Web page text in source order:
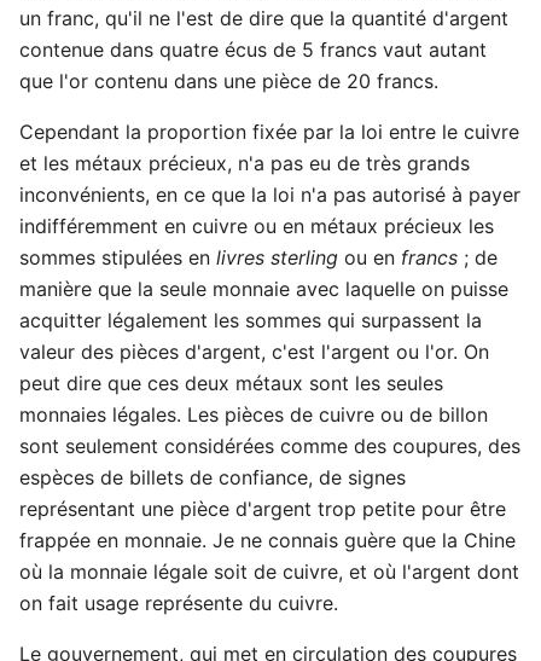
un franc, qu'il ne l'est de dire que la quantité d'argent
contenue dans quatre écus de 5 francs vaut autant
que l'or contenu dans une pièce de 20 francs.
Cependant la proportion fixée par la loi entre le cuivre
et les métaux précieux, n'a pas eu de très grands
inconvénients, en ce que la loi n'a pas autorisé à payer
indifféremment en cuivre ou en métaux précieux les
sommes stipulées en livres sterling ou en francs ; de
manière que la seule monnaie avec laquelle on puisse
acquitter légalement les sommes qui surpassent la
valeur des pièces d'argent, c'est l'argent ou l'or. On
peut dire que ces deux métaux sont les seules
monnaies légales. Les pièces de cuivre ou de billon
sont seulement considérées comme des coupures, des
espèces de billets de confiance, de signes
représentant une pièce d'argent trop petite pour être
frappée en monnaie. Je ne connais guère que la Chine
où la monnaie légale soit de cuivre, et où l'argent dont
on fait usage représente du cuivre.
Le gouvernement, qui met en circulation des coupures